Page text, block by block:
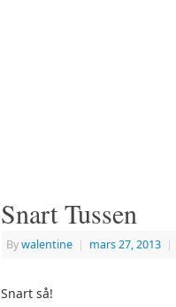
Snart Tussen
Bywalentine | mars 27, 2013 |
Snart så!